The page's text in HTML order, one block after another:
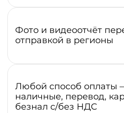
Фото и видеоотчёт
отправкой в регионы
Любой способ оплаты
наличные, перевод,
безнал с/без НДС